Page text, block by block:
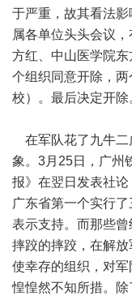
于严重，故其看法
属各单位头头会议
方红、中山医学院
个组织同意开除，
校）。最后决定开除
在军队花了九牛二
象。3月25日，广州
报》在翌日发表社
广东省第一个实行
表示支持。而那些曾
摔跤的摔跤，在解
使幸存的组织，对
惶惶然不知所措。